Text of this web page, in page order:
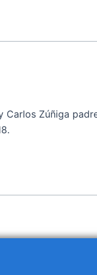
Carlos Zúñiga